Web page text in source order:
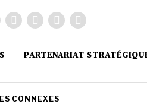
PARTENARIAT
CONNEXES